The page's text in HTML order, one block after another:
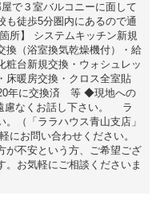
で３室バルコニーに面して
も徒歩5分圏内にあるので通
所】 システムキッチン新規
換（浴室換気乾燥機付）・給
粧台新規交換・ウォシュレッ
床暖房交換・クロス全室貼
年に交換済 等 ◆現地への
慮なくお話し下さい。 ラ
（「ララハウス青山支店」
にお問い合わせください。
不安という方、ご希望ござ
。お気軽にご相談くださいま